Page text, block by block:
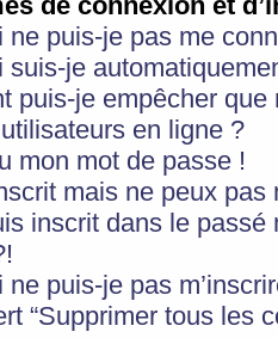
ne puis-je pas me
suis-je
puis-je empêcher
en ligne ?
mon mot de passe !
mais ne peux pas
inscrit dans le
ne puis-je pas
“Supprimer tous les